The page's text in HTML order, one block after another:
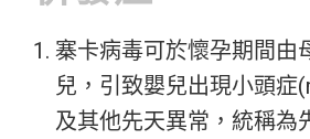
寨卡病毒可於懷孕期間由
兒，引致嬰兒出現小頭症
及其他先天異常，統稱為